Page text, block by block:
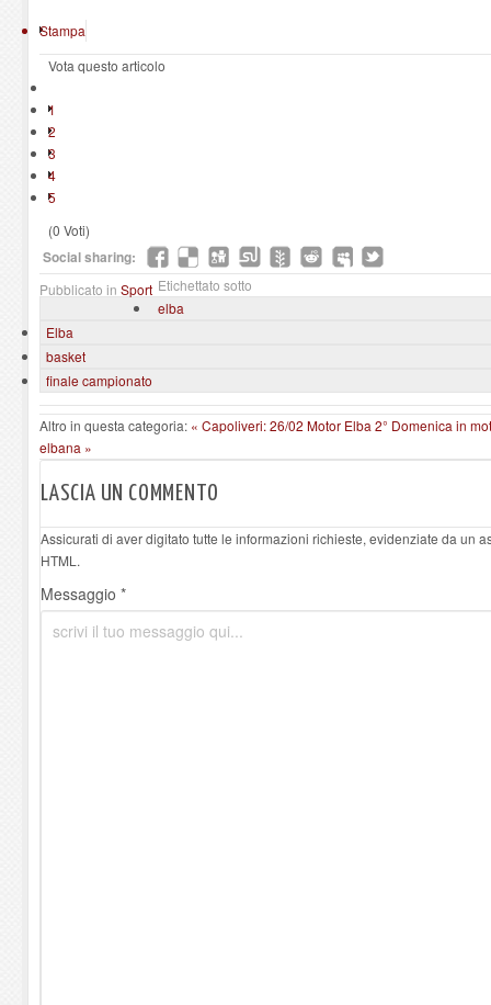
Stampa
Vota questo articolo
1
2
3
4
5
(0 Voti)
Social sharing:
Pubblicato in Sport Etichettato sotto
elba
Elba
basket
finale campionato
Altro in questa categoria: « Capoliveri: 26/02 Motor Elba 2° Domenica in
elbana »
LASCIA UN COMMENTO
Assicurati di aver digitato tutte le informazioni richieste, evidenziate da un
HTML.
Messaggio *